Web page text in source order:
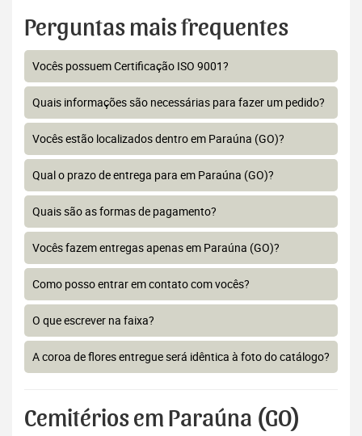
Perguntas mais frequentes
Vocês possuem Certificação ISO 9001?
Quais informações são necessárias para fazer um pedido?
Vocês estão localizados dentro em Paraúna (GO)?
Qual o prazo de entrega para em Paraúna (GO)?
Quais são as formas de pagamento?
Vocês fazem entregas apenas em Paraúna (GO)?
Como posso entrar em contato com vocês?
O que escrever na faixa?
A coroa de flores entregue será idêntica à foto do catálogo?
Cemitérios em Paraúna (GO)